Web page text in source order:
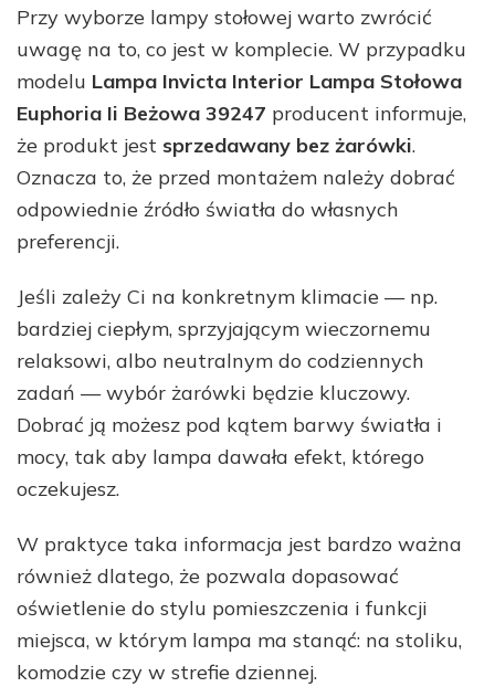
Przy wyborze lampy stołowej warto zwrócić
uwagę na to, co jest w komplecie. W przypadku
modelu Lampa Invicta Interior Lampa Stołowa
Euphoria Ii Beżowa 39247 producent informuje,
że produkt jest sprzedawany bez żarówki.
Oznacza to, że przed montażem należy dobrać
odpowiednie źródło światła do własnych
preferencji.
Jeśli zależy Ci na konkretnym klimacie — np.
bardziej ciepłym, sprzyjającym wieczornemu
relaksowi, albo neutralnym do codziennych
zadań — wybór żarówki będzie kluczowy.
Dobrać ją możesz pod kątem barwy światła i
mocy, tak aby lampa dawała efekt, którego
oczekujesz.
W praktyce taka informacja jest bardzo ważna
również dlatego, że pozwala dopasować
oświetlenie do stylu pomieszczenia i funkcji
miejsca, w którym lampa ma stanąć: na stoliku,
komodzie czy w strefie dziennej.